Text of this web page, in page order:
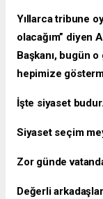
Yıllarca tribune
olacağım” diyen
Başkanı, bugün
hepimize
İşte siyaset budur.
Siyaset seçim
Zor günde
Değerli